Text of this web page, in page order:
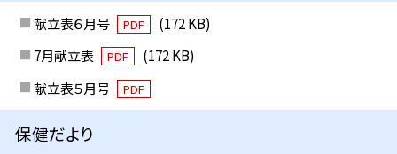
献立表６月号 PDF
(172 KB)
7月献立表
PDF
(172 KB)
献立表５月号
PDF
保健だより